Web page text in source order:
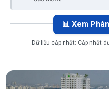
📊 Xem
Dữ liệu cập nhật: Cập nhật